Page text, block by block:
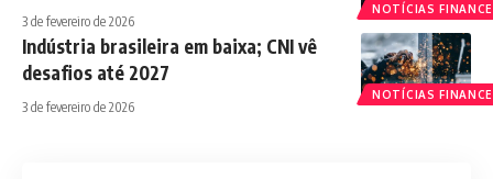
NOTÍCIAS
3 de fevereiro de 2026
NOTÍCIAS
Indústria brasileira em baixa; CNI vê
desafios até 2027
3 de fevereiro de 2026